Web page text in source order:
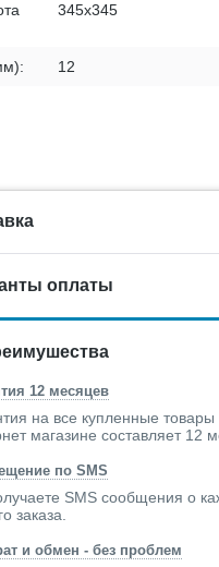
345x345
12
оплаты
12 месяцев
на все купленные
магазине составляет 12
по SMS
SMS сообщения о
заказа.
и обмен - без проблем